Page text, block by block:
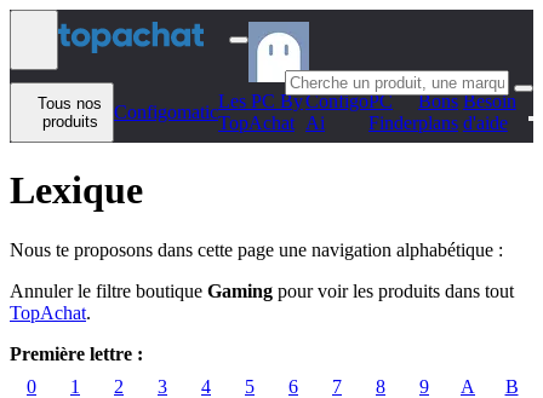
Aller au contenu
Tous nos
produits
Configomatic
Les PC By
TopAchat
Configo
Ai
PC
Finder
Bons
plans
Besoin
d'aide
Lexique
Nous te proposons dans cette page une navigation alphabétique :
Annuler le filtre boutique Gaming pour voir les produits dans tout
TopAchat.
Première lettre :
0
1 2 3 4 5 6 7 8 9 A B